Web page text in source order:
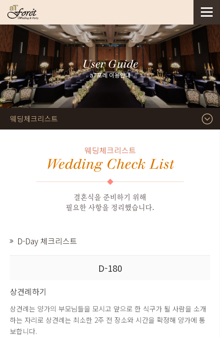
User Guide
aT포레 이용안내
웨딩체크리스트
웨딩체크리스트
Wedding Check List
결혼식을 준비하기 위해
필요한 사항을 정리했습니다.
D-Day 체크리스트
D-180
상견례하기
상견례는 양가의 부모님들을 모시고 앞으로 한 식구가 될 사람을 소개
하는 자리로 상견례는 최소한 2주 전 장소와 시간을 확정해 양가에 통
보합니다.